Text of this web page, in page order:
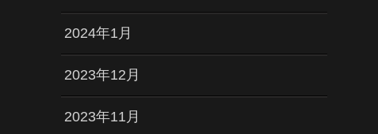
2024年1月
2023年12月
2023年11月